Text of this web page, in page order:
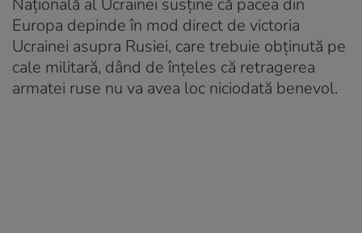
Europa depinde în mod direct de victoria
Ucrainei asupra Rusiei, care trebuie obținută pe
cale militară, dând de înțeles că retragerea
armatei ruse nu va avea loc niciodată benevol.